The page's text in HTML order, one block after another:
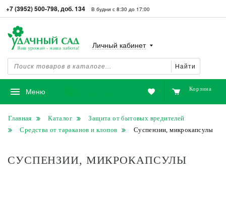
+7 (3952) 500-798, доб. 134 В будни с 8:30 до 17:00
Найти
Личный кабинет
Меню Корзина
Главная Каталог
Защита от бытовых вредителей
Средства от тараканов и клопов
Суспензии, микрокапсулы
СУСПЕНЗИИ, МИКРОКАПСУЛЫ